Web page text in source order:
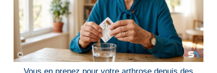
Vous en prenez pour votre arthrose depuis des